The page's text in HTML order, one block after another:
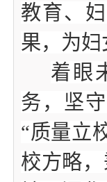
教育、
果，为
着眼
务，坚
“质量立
校方略